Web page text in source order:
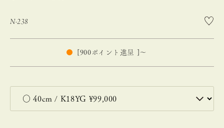
N-238
900 ポイント進呈 ] 〜